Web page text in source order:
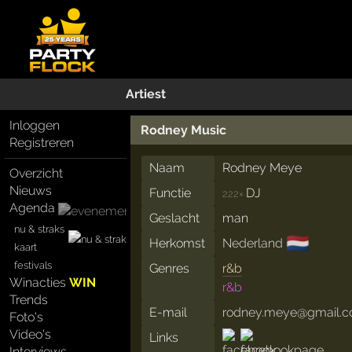
Artiest
Inloggen
Registreren
Overzicht
Nieuws
Agenda
nu & straks
kaart
festivals
WinactiesWIN
Trends
Foto's
Video's
Rodney Music
Naam
Rodney Meye
Functie
222× DJ
Geslacht
man
Herkomst
Nederland 🇳🇱
Genres
r&b
r&b
E-mail
Links